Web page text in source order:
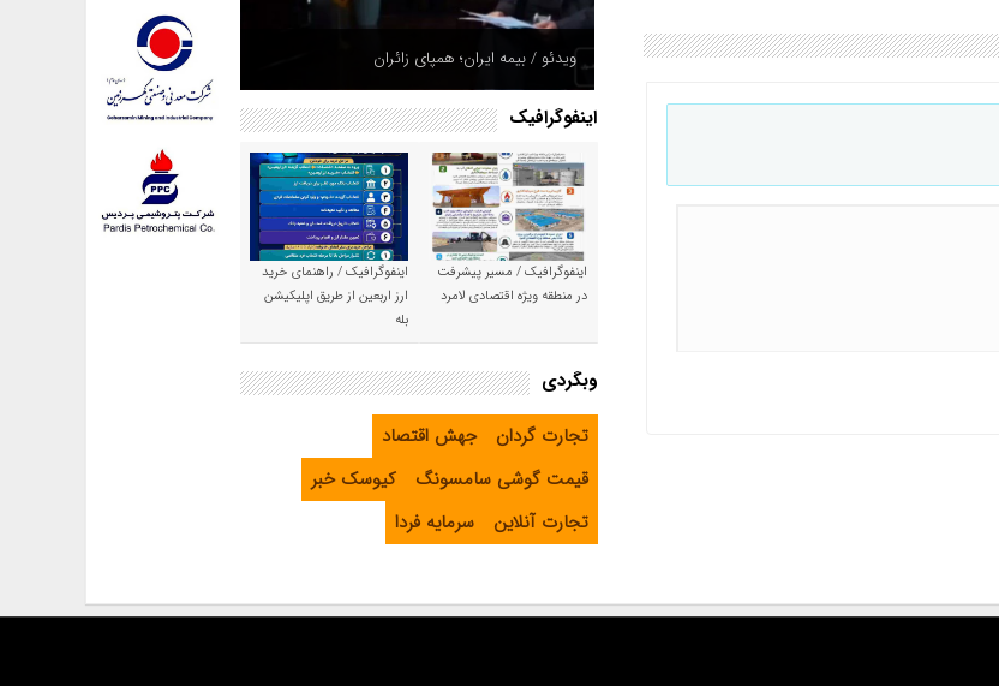
ویدئو / بیمه ایران؛ همپای زائران
اینفوگرافیک
اینفوگرافیک / مسیر پیشرفت
در منطقه ویژه اقتصادی لامرد
اینفوگرافیک / راهنمای خرید
ارز اربعین از طریق اپلیکیشن
بله
وبگردی
تجارت گردان
جهش اقتصاد
قیمت گوشی سامسونگ
کیوسک خبر
تجارت آنلاین
سرمایه فردا